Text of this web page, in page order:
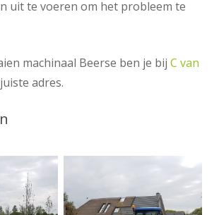
uit te voeren om het probleem te
machinaal Beerse ben je bij C van
adres.